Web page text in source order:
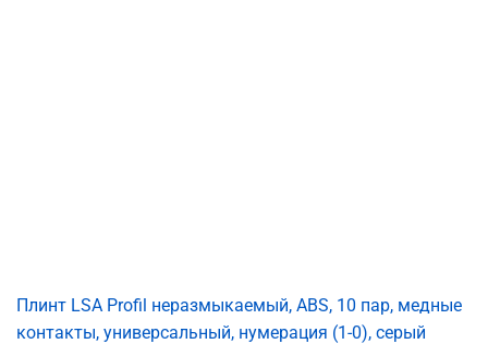
Плинт LSA Profil неразмыкаемый, ABS, 10 пар, медные
контакты, универсальный, нумерация (1-0), серый